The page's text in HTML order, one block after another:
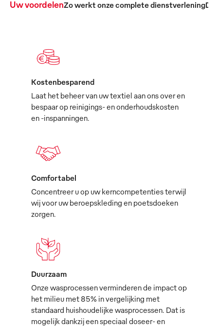
Uw voordelenZo werkt onze complete dienstverleningDe
Kostenbesparend
Laat het beheer van uw textiel aan ons over en
bespaar op reinigings- en onderhoudskosten
en -inspanningen.
Comfortabel
Concentreer u op uw kerncompetenties terwijl
wij voor uw beroepskleding en poetsdoeken
zorgen.
Duurzaam
Onze wasprocessen verminderen de impact op
het milieu met 85% in vergelijking met
standaard huishoudelijke wasprocessen. Dat is
mogelijk dankzij een speciaal doseer- en